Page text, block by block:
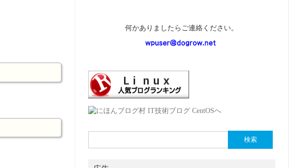
何かありましたらご連絡ください。
索: